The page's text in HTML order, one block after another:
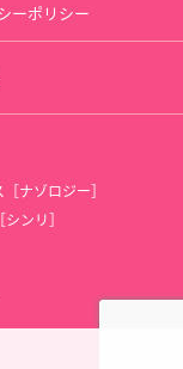
ーポリシー
ナゾロジー］
ンリ］